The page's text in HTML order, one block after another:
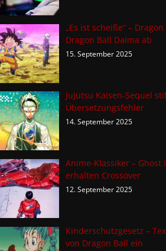
„Es ist scheiße“ –
Dragon Ball Daima ab
15. September 2025
Jujutsu Kaisen-Sequel
Übersetzungsfehler
14. September 2025
Anime-Klassiker –
erhalten Crossover
12. September 2025
Kinderschutzgesetz –
von Dragon Ball ein